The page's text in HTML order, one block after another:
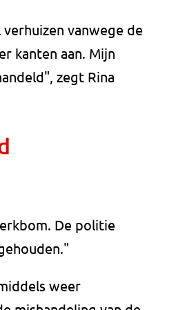
vanwege de
kanten aan. Mijn
zegt Rina
De politie
weer